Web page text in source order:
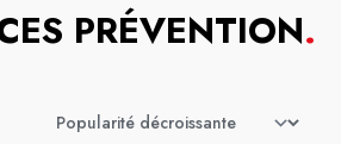
PRÉVENTION.